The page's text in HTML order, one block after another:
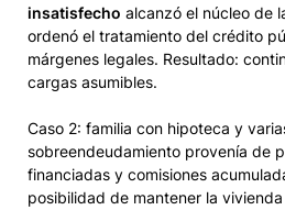
insatisfecho alcanzó el núcleo de
ordenó el tratamiento del crédito
márgenes legales. Resultado:
cargas asumibles.
Caso 2: familia con hipoteca y
sobreendeudamiento provenía de
financiadas y comisiones
posibilidad de mantener la